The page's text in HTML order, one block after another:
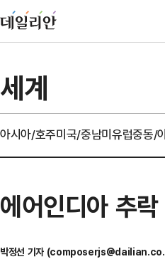
세계
아시아/호주미국/중남미유럽중동/
에어인디아 추
박정선 기자